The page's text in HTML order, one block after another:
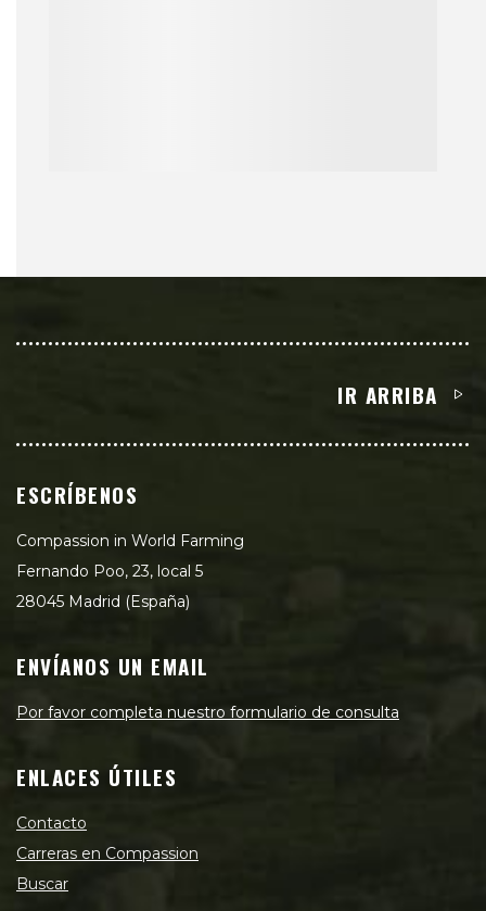
IR ARRIBA
ESCRÍBENOS
Compassion in World Farming
Fernando Poo, 23, local 5
28045 Madrid (España)
ENVÍANOS UN EMAIL
Por favor completa nuestro formulario de consulta
ENLACES ÚTILES
Contacto
Carreras en Compassion
Buscar